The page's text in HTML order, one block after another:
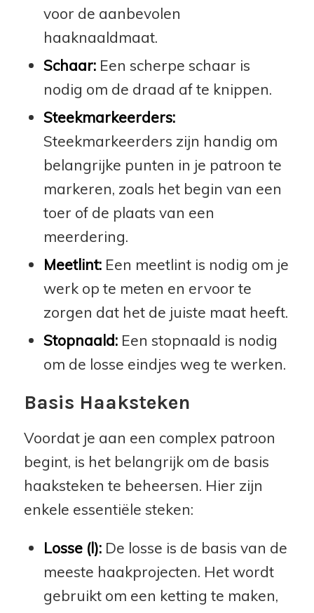
voor de aanbevolen
haaknaaldmaat.
Schaar:Een scherpe schaar is
nodig om de draad af te knippen.
Steekmarkeerders:
Steekmarkeerders zijn handig om
belangrijke punten in je patroon te
markeren, zoals het begin van een
toer of de plaats van een
meerdering.
Meetlint:Een meetlint is nodig om je
werk op te meten en ervoor te
zorgen dat het de juiste maat heeft.
Stopnaald:Een stopnaald is nodig
om de losse eindjes weg te werken.
Basis Haaksteken
Voordat je aan een complex patroon
begint, is het belangrijk om de basis
haaksteken te beheersen. Hier zijn
enkele essentiële steken:
Losse (l):De losse is de basis van de
meeste haakprojecten. Het wordt
gebruikt om een ketting te maken,